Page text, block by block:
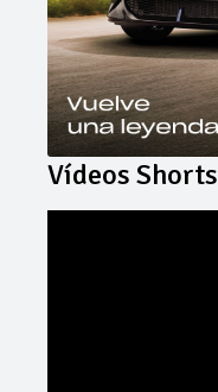
Vídeos Shorts